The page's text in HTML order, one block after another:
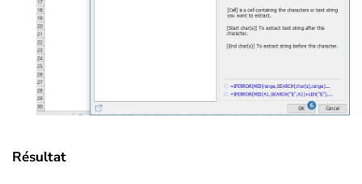
Résultat